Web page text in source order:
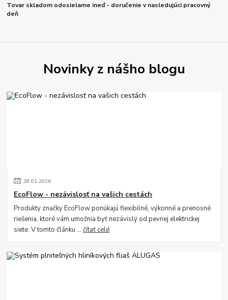
Tovar skladom odosielame ineď - doručenie v nasledujúci pracovný
deň
Novinky z nášho blogu
28.01.2026
EcoFlow - nezávislosť na vašich cestách
Produkty značky EcoFlow ponúkajú flexibilné, výkonné a prenosné
riešenia, ktoré vám umožnia byť nezávislý od pevnej elektrickej
siete. V tomto článku ...čítať celé